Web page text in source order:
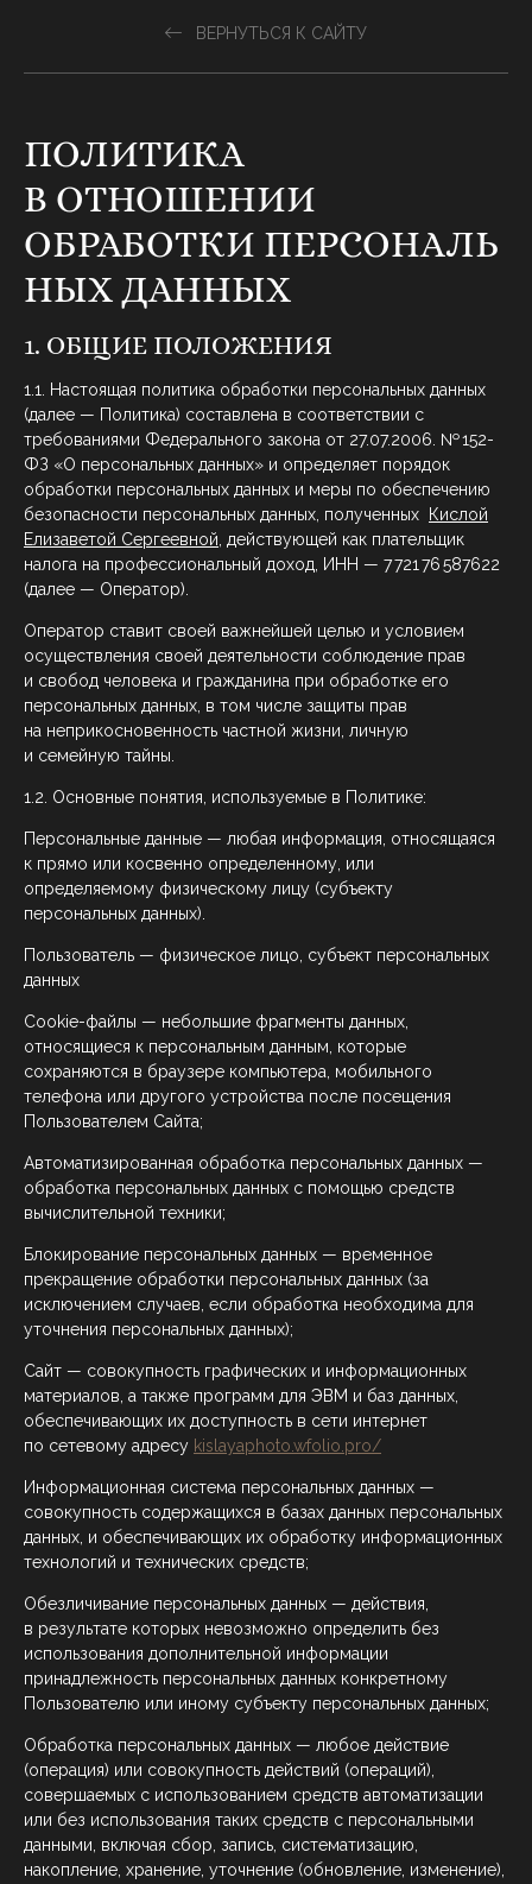
ВЕРНУТЬСЯ К САЙТУ
ПОЛИТИКА
В ОТНОШЕНИИ
ОБРАБОТКИ ПЕРСОНАЛЬ
НЫХ ДАННЫХ
1. ОБЩИЕ ПОЛОЖЕНИЯ
1.1. Настоящая политика обработки персональных данных
(далее — Политика) составлена в соответствии с
требованиями Федерального закона от 27.07.2006. № 152-
ФЗ «О персональных данных» и определяет порядок
обработки персональных данных и меры по обеспечению
безопасности персональных данных, полученных
Кислой
Елизаветой Сергеевной , действующей как плательщик
налога на профессиональный доход, ИНН — 7 721 76 587622
(далее — Оператор).
Оператор ставит своей важнейшей целью и условием
осуществления своей деятельности соблюдение прав
и свобод человека и гражданина при обработке его
персональных данных, в том числе защиты прав
на неприкосновенность частной жизни, личную
и семейную тайны.
1.2. Основные понятия, используемые в Политике:
Персональные данные — любая информация, относящаяся
к прямо или косвенно определенному, или
определяемому физическому лицу (субъекту
персональных данных).
Пользователь — физическое лицо, субъект персональных
данных
Cookie-файлы — небольшие фрагменты данных,
относящиеся к персональным данным, которые
сохраняются в браузере компьютера, мобильного
телефона или другого устройства после посещения
Пользователем Сайта;
Автоматизированная обработка персональных данных —
обработка персональных данных с помощью средств
вычислительной техники;
Блокирование персональных данных — временное
прекращение обработки персональных данных (за
исключением случаев, если обработка необходима для
уточнения персональных данных);
Сайт — совокупность графических и информационных
материалов, а также программ для ЭВМ и баз данных,
обеспечивающих их доступность в сети интернет
по сетевому адресу kislayaphoto.wfolio.pro/
Информационная система персональных данных —
совокупность содержащихся в базах данных персональных
данных, и обеспечивающих их обработку информационных
технологий и технических средств;
Обезличивание персональных данных — действия,
в результате которых невозможно определить без
использования дополнительной информации
принадлежность персональных данных конкретному
Пользователю или иному субъекту персональных данных;
Обработка персональных данных — любое действие
(операция) или совокупность действий (операций),
совершаемых с использованием средств автоматизации
или без использования таких средств с персональными
данными, включая сбор, запись, систематизацию,
накопление, хранение, уточнение (обновление, изменение),